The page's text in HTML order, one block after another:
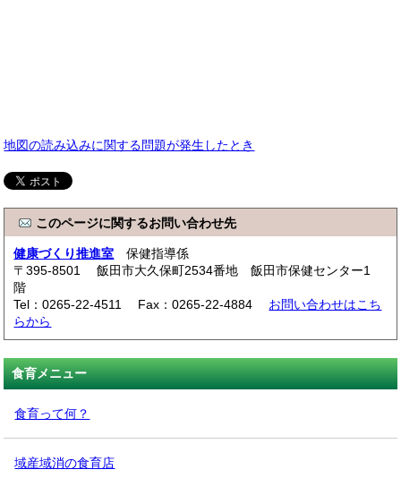
地図の読み込みに関する問題が発生したとき
このページに関するお問い合わせ先
健康づくり推進室 保健指導係
〒395-8501 飯田市大久保町2534番地 飯田市保健センター1
階
Tel：0265-22-4511 Fax：0265-22-4884 お問い合わせはこち
らから
食育メニュー
食育って何？
域産域消の食育店